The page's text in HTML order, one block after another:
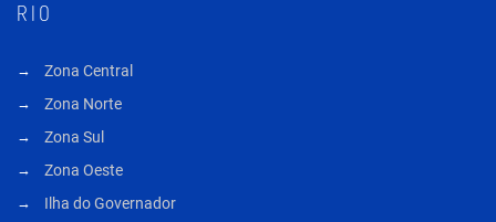
RIO
Zona Central
Zona Norte
Zona Sul
Zona Oeste
Ilha do Governador